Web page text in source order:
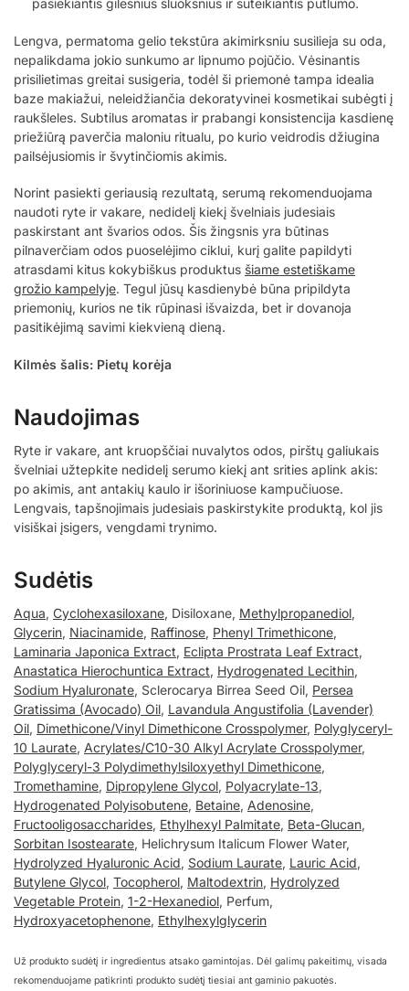
pasiekiantis gilesnius sluoksnius ir suteikiantis putlumo.
Lengva, permatoma gelio tekstūra akimirksniu susilieja su oda,
nepalikdama jokio sunkumo ar lipnumo pojūčio. Vėsinantis
prisilietimas greitai susigeria, todėl ši priemonė tampa idealia
baze makiažui, neleidžiančia dekoratyvinei kosmetikai subėgti į
raukšleles. Subtilus aromatas ir prabangi konsistencija kasdienę
priežiūrą paverčia maloniu ritualu, po kurio veidrodis džiugina
pailsėjusiomis ir švytinčiomis akimis.
Norint pasiekti geriausią rezultatą, serumą rekomenduojama
naudoti ryte ir vakare, nedidelį kiekį švelniais judesiais
paskirstant ant švarios odos. Šis žingsnis yra būtinas
pilnaverčiam odos puoselėjimo ciklui, kurį galite papildyti
atrasdami kitus kokybiškus produktus šiame estetiškame
grožio kampelyje. Tegul jūsų kasdienybė būna pripildyta
priemonių, kurios ne tik rūpinasi išvaizda, bet ir dovanoja
pasitikėjimą savimi kiekvieną dieną.
Kilmės šalis: Pietų korėja
Naudojimas
Ryte ir vakare, ant kruopščiai nuvalytos odos, pirštų galiukais
švelniai užtepkite nedidelį serumo kiekį ant srities aplink akis:
po akimis, ant antakių kaulo ir išoriniuose kampučiuose.
Lengvais, tapšnojimais judesiais paskirstykite produktą, kol jis
visiškai įsigers, vengdami trynimo.
Sudėtis
Aqua, Cyclohexasiloxane, Disiloxane, Methylpropanediol,
Glycerin, Niacinamide, Raffinose, Phenyl Trimethicone,
Laminaria Japonica Extract, Eclipta Prostrata Leaf Extract,
Anastatica Hierochuntica Extract, Hydrogenated Lecithin,
Sodium Hyaluronate, Sclerocarya Birrea Seed Oil, Persea
Gratissima (Avocado) Oil, Lavandula Angustifolia (Lavender)
Oil, Dimethicone/Vinyl Dimethicone Crosspolymer, Polyglyceryl-
10 Laurate, Acrylates/C10-30 Alkyl Acrylate Crosspolymer,
Polyglyceryl-3 Polydimethylsiloxyethyl Dimethicone,
Tromethamine, Dipropylene Glycol, Polyacrylate-13,
Hydrogenated Polyisobutene, Betaine, Adenosine,
Fructooligosaccharides, Ethylhexyl Palmitate, Beta-Glucan,
Sorbitan Isostearate, Helichrysum Italicum Flower Water,
Hydrolyzed Hyaluronic Acid, Sodium Laurate, Lauric Acid,
Butylene Glycol, Tocopherol, Maltodextrin, Hydrolyzed
Vegetable Protein, 1-2-Hexanediol, Perfum,
Hydroxyacetophenone, Ethylhexylglycerin
Už produkto sudėtį ir ingredientus atsako gamintojas. Dėl galimų pakeitimų, visada
rekomenduojame patikrinti produkto sudėtį tiesiai ant gaminio pakuotės.